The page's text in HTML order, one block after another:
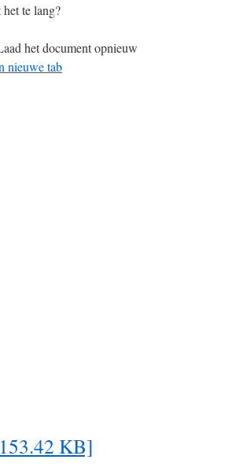
te lang?
het document opnieuw
nieuwe tab
KB]